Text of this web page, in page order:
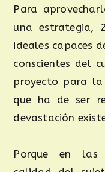
Para
una estrategia,
ideales capaces
conscientes del
proyecto para la
que ha de ser
devastación
Porque en las